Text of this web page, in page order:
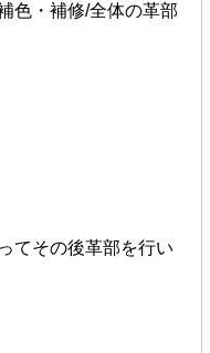
色・補修/全体の革部
てその後革部を行い